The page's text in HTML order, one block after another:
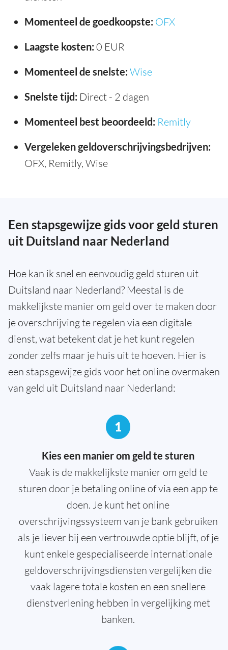
Momenteel de goedkoopste: OFX
Laagste kosten: 0 EUR
Momenteel de snelste: Wise
Snelste tijd: Direct - 2 dagen
Momenteel best beoordeeld: Remitly
Vergeleken geldoverschrijvingsbedrijven:
OFX, Remitly, Wise
Een stapsgewijze gids voor geld sturen
uit Duitsland naar Nederland
Hoe kan ik snel en eenvoudig geld sturen uit
Duitsland naar Nederland? Meestal is de
makkelijkste manier om geld over te maken door
je overschrijving te regelen via een digitale
dienst, wat betekent dat je het kunt regelen
zonder zelfs maar je huis uit te hoeven. Hier is
een stapsgewijze gids voor het online overmaken
van geld uit Duitsland naar Nederland:
1
Kies een manier om geld te sturen
Vaak is de makkelijkste manier om geld te
sturen door je betaling online of via een app te
doen. Je kunt het online
overschrijvingssysteem van je bank gebruiken
als je liever bij een vertrouwde optie blijft, of je
kunt enkele gespecialiseerde internationale
geldoverschrijvingsdiensten vergelijken die
vaak lagere totale kosten en een snellere
dienstverlening hebben in vergelijking met
banken.